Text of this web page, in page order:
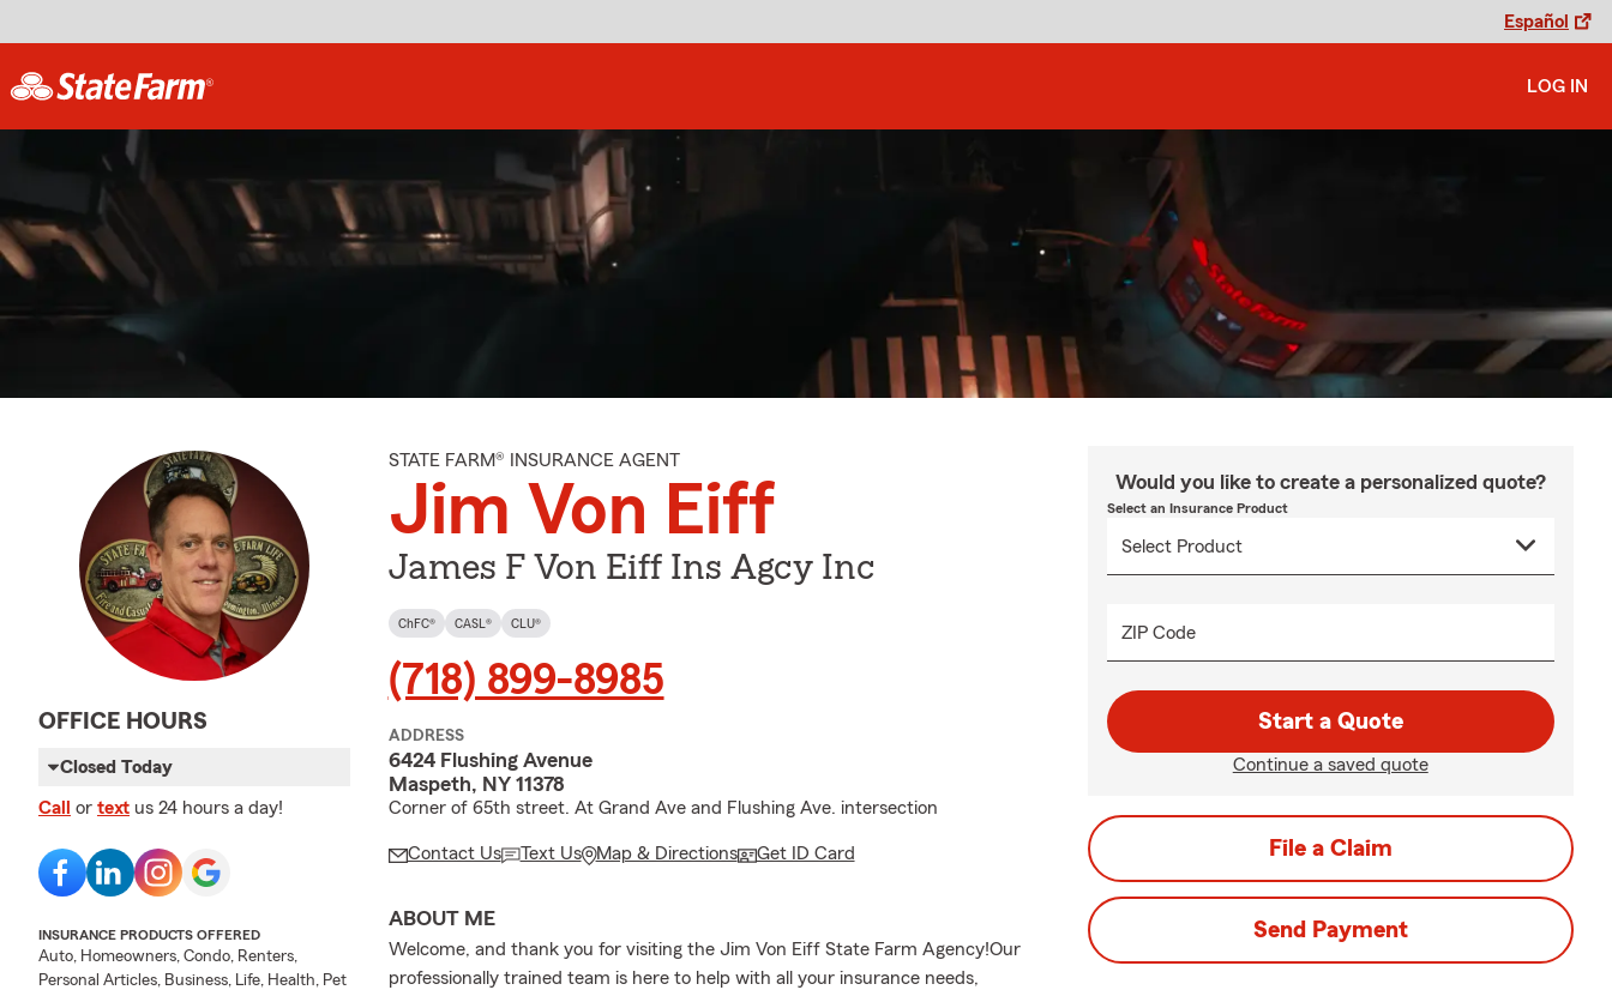
Español
LOG IN
OFFICE HOURS
Closed Today
Call or text us 24 hours a day!
INSURANCE PRODUCTS OFFERED
Auto, Homeowners, Condo, Renters,
Personal Articles, Business, Life, Health, Pet
STATE FARM® INSURANCE AGENT
Jim Von Eiff
James F Von Eiff Ins Agcy Inc
ChFC® CASL® CLU®
(718) 899-8985
ADDRESS
6424 Flushing Avenue
Maspeth, NY 11378
Corner of 65th street. At Grand Ave and Flushing Ave. intersection
Contact Us Text Us Map & Directions Get ID Card
ABOUT ME
Welcome, and thank you for visiting the Jim Von Eiff State Farm Agency!Our
professionally trained team is here to help with all your insurance needs,
Would you like to create a personalized quote?
Select an Insurance Product
ZIP Code
Start a Quote
Continue a saved quote
File a Claim
Send Payment